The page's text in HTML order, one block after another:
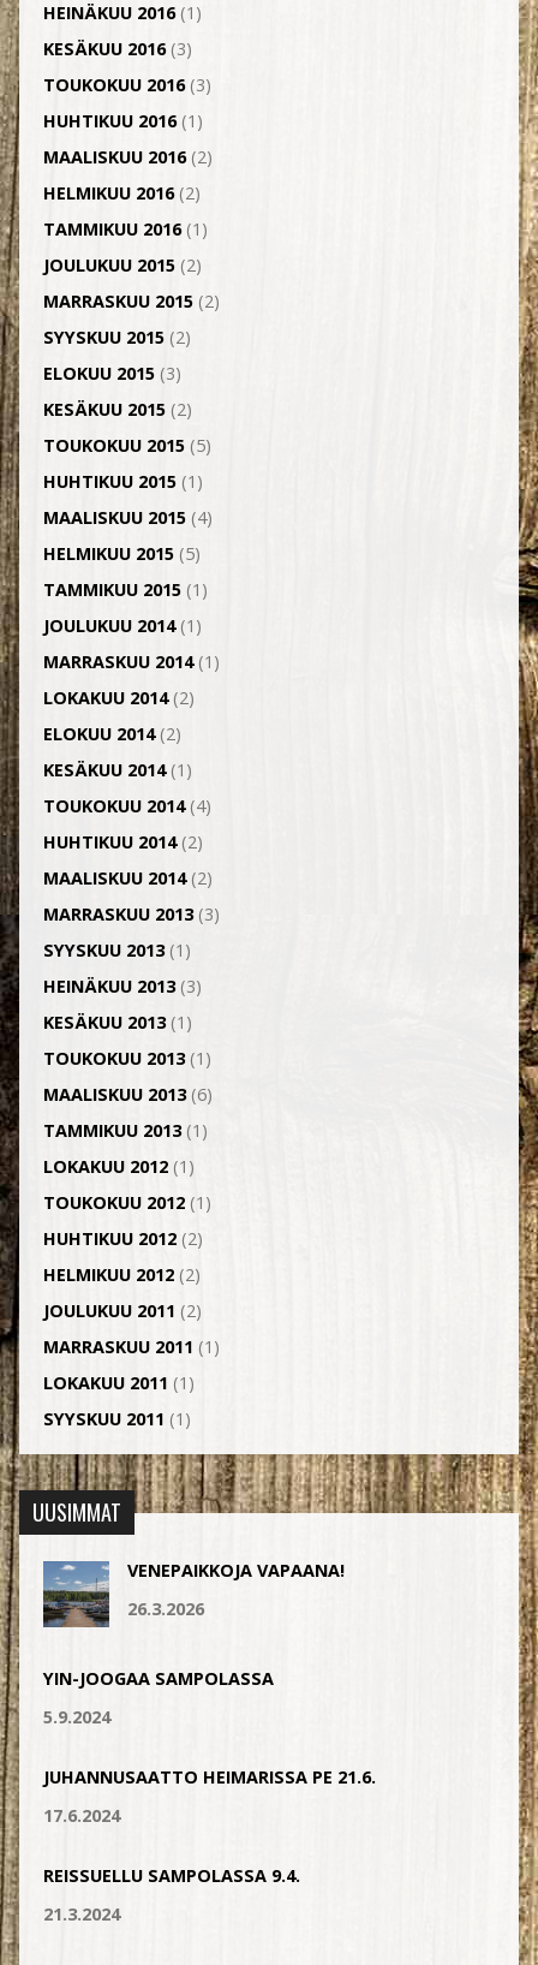
HEINÄKUU 2016(1)
KESÄKUU 2016(3)
TOUKOKUU 2016(3)
HUHTIKUU 2016(1)
MAALISKUU 2016(2)
HELMIKUU 2016(2)
TAMMIKUU 2016(1)
JOULUKUU 2015(2)
MARRASKUU 2015(2)
SYYSKUU 2015(2)
ELOKUU 2015(3)
KESÄKUU 2015(2)
TOUKOKUU 2015(5)
HUHTIKUU 2015(1)
MAALISKUU 2015(4)
HELMIKUU 2015(5)
TAMMIKUU 2015(1)
JOULUKUU 2014(1)
MARRASKUU 2014(1)
LOKAKUU 2014(2)
ELOKUU 2014(2)
KESÄKUU 2014(1)
TOUKOKUU 2014(4)
HUHTIKUU 2014(2)
MAALISKUU 2014(2)
MARRASKUU 2013(3)
SYYSKUU 2013(1)
HEINÄKUU 2013(3)
KESÄKUU 2013(1)
TOUKOKUU 2013(1)
MAALISKUU 2013(6)
TAMMIKUU 2013(1)
LOKAKUU 2012(1)
TOUKOKUU 2012(1)
HUHTIKUU 2012(2)
HELMIKUU 2012(2)
JOULUKUU 2011 (2)
MARRASKUU 2011 (1)
LOKAKUU 2011 (1)
SYYSKUU 2011 (1)
UUSIMMAT
VENEPAIKKOJA VAPAANA!
26.3.2026
YIN-JOOGAA SAMPOLASSA
5.9.2024
JUHANNUSAATTO HEIMARISSA PE 21.6.
17.6.2024
REISSUELLU SAMPOLASSA 9.4.
21.3.2024